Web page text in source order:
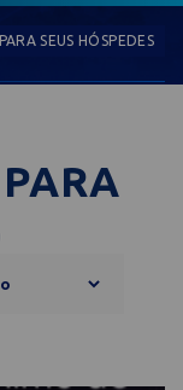
SEUS HÓSPEDES